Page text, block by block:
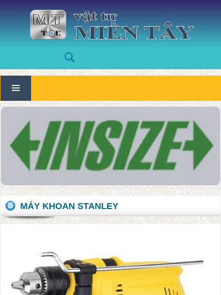
MÁY KHOAN STANLEY